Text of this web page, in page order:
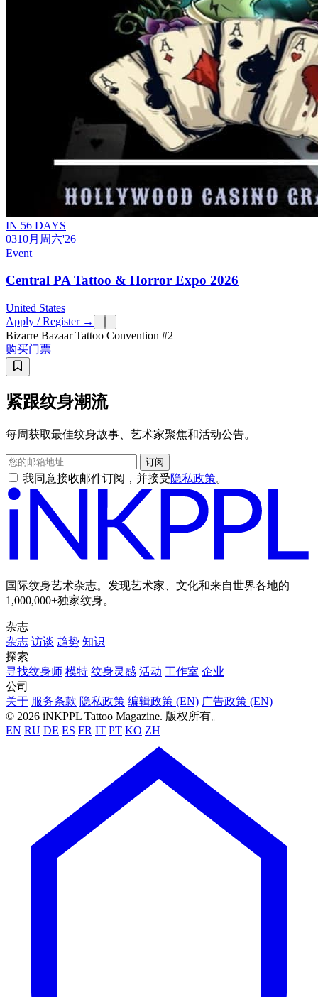
IN 56 DAYS
0310月 周六'26
Event
Central PA Tattoo & Horror Expo 2026
United States
Apply / Register →
Bizarre Bazaar Tattoo Convention #2
购买门票
紧跟纹身潮流
每周获取最佳纹身故事、艺术家聚焦和活动公告。
订阅
我同意接收邮件订阅，并接受隐私政策。
国际纹身艺术杂志。发现艺术家、文化和来自世界各地的
1,000,000+独家纹身。
杂志
杂志 访谈 趋势 知识
探索
寻找纹身师 模特 纹身灵感 活动 工作室 企业
公司
关于 服务条款 隐私政策 编辑政策 (EN) 广告政策 (EN)
© 2026 iNKPPL Tattoo Magazine. 版权所有。
EN RU DE ES FR IT PT KO ZH